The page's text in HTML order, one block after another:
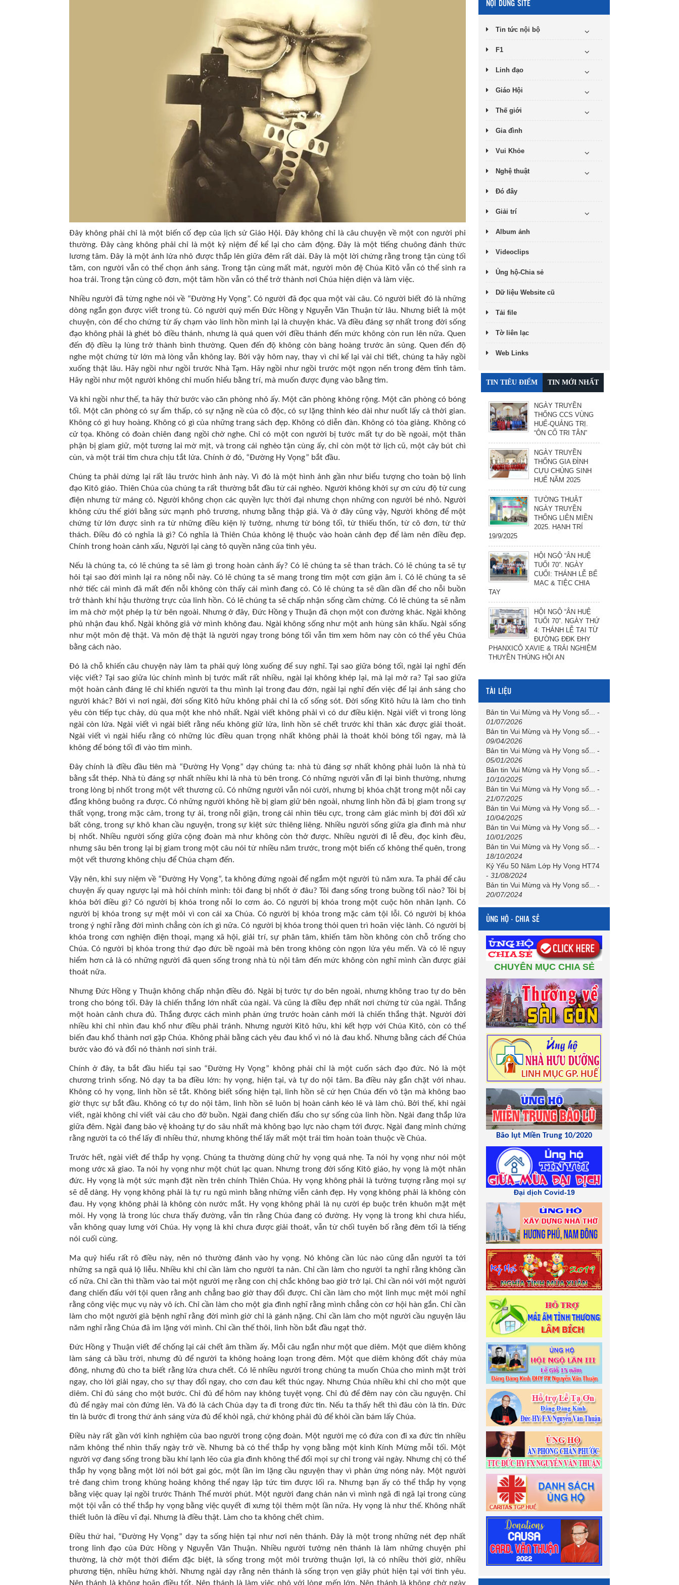
Đây không phải chỉ là một biến cố đẹp của lịch sử Giáo Hội. Đây không chỉ là câu chuyện về một con người phi
thường. Đây càng không phải chỉ là một kỷ niệm để kể lại cho cảm động. Đây là một tiếng chuông đánh thức
lương tâm. Đây là một ánh lửa nhỏ được thắp lên giữa đêm rất dài. Đây là một lời chứng rằng trong tận cùng tối
tăm, con người vẫn có thể chọn ánh sáng. Trong tận cùng mất mát, người môn đệ Chúa Kitô vẫn có thể sinh ra
hoa trái. Trong tận cùng cô đơn, một tâm hồn vẫn có thể trở thành nơi Chúa hiện diện và làm việc.
Nhiều người đã từng nghe nói về “Đường Hy Vọng”. Có người đã đọc qua một vài câu. Có người biết đó là những
dòng ngắn gọn được viết trong tù. Có người quý mến Đức Hồng y Nguyễn Văn Thuận từ lâu. Nhưng biết là một
chuyện, còn để cho chứng từ ấy chạm vào linh hồn mình lại là chuyện khác. Và điều đáng sợ nhất trong đời sống
đạo không phải là ghét bỏ điều thánh, nhưng là quá quen với điều thánh đến mức không còn run lên nữa. Quen
đến độ điều lạ lùng trở thành bình thường. Quen đến độ không còn bàng hoàng trước ân sủng. Quen đến độ
nghe một chứng từ lớn mà lòng vẫn không lay. Bởi vậy hôm nay, thay vì chỉ kể lại vài chi tiết, chúng ta hãy ngồi
xuống thật lâu. Hãy ngồi như ngồi trước Nhà Tạm. Hãy ngồi như ngồi trước một ngọn nến trong đêm tĩnh tâm.
Hãy ngồi như một người không chỉ muốn hiểu bằng trí, mà muốn được đụng vào bằng tim.
Và khi ngồi như thế, ta hãy thử bước vào căn phòng nhỏ ấy. Một căn phòng không rộng. Một căn phòng có bóng
tối. Một căn phòng có sự ẩm thấp, có sự nặng nề của cô độc, có sự lặng thinh kéo dài như nuốt lấy cả thời gian.
Không có gì huy hoàng. Không có gì của những trang sách đẹp. Không có diễn đàn. Không có tòa giảng. Không có
cử tọa. Không có đoàn chiên đang ngồi chờ nghe. Chỉ có một con người bị tước mất tự do bề ngoài, một thân
phận bị giam giữ, một tương lai mờ mịt, và trong cái nghèo tận cùng ấy, chỉ còn một tờ lịch cũ, một cây bút chì
cùn, và một trái tim chưa chịu tắt lửa. Chính ở đó, “Đường Hy Vọng” bắt đầu.
Chúng ta phải dừng lại rất lâu trước hình ảnh này. Vì đó là một hình ảnh gần như biểu tượng cho toàn bộ linh
đạo Kitô giáo. Thiên Chúa của chúng ta rất thường bắt đầu từ cái nghèo. Người không khởi sự ơn cứu độ từ cung
điện nhưng từ máng cỏ. Người không chọn các quyền lực thời đại nhưng chọn những con người bé nhỏ. Người
không cứu thế giới bằng sức mạnh phô trương, nhưng bằng thập giá. Và ở đây cũng vậy, Người không để một
chứng từ lớn được sinh ra từ những điều kiện lý tưởng, nhưng từ bóng tối, từ thiếu thốn, từ cô đơn, từ thử
thách. Điều đó có nghĩa là gì? Có nghĩa là Thiên Chúa không lệ thuộc vào hoàn cảnh đẹp để làm nên điều đẹp.
Chính trong hoàn cảnh xấu, Người lại càng tỏ quyền năng của tình yêu.
Nếu là chúng ta, có lẽ chúng ta sẽ làm gì trong hoàn cảnh ấy? Có lẽ chúng ta sẽ than trách. Có lẽ chúng ta sẽ tự
hỏi tại sao đời mình lại ra nông nỗi này. Có lẽ chúng ta sẽ mang trong tim một cơn giận âm ỉ. Có lẽ chúng ta sẽ
nhớ tiếc cái mình đã mất đến nỗi không còn thấy cái mình đang có. Có lẽ chúng ta sẽ dần dần để cho nỗi buồn
trở thành khí hậu thường trực của linh hồn. Có lẽ chúng ta sẽ chấp nhận sống cầm chừng. Có lẽ chúng ta sẽ nằm
im mà chờ một phép lạ từ bên ngoài. Nhưng ở đây, Đức Hồng y Thuận đã chọn một con đường khác. Ngài không
phủ nhận đau khổ. Ngài không giả vờ mình không đau. Ngài không sống như một anh hùng sân khấu. Ngài sống
như một môn đệ thật. Và môn đệ thật là người ngay trong bóng tối vẫn tìm xem hôm nay còn có thể yêu Chúa
bằng cách nào.
Đó là chỗ khiến câu chuyện này làm ta phải quỳ lòng xuống để suy nghĩ. Tại sao giữa bóng tối, ngài lại nghĩ đến
việc viết? Tại sao giữa lúc chính mình bị tước mất rất nhiều, ngài lại không khép lại, mà lại mở ra? Tại sao giữa
một hoàn cảnh đáng lẽ chỉ khiến người ta thu mình lại trong đau đớn, ngài lại nghĩ đến việc để lại ánh sáng cho
người khác? Bởi vì nơi ngài, đời sống Kitô hữu không phải chỉ là cố sống sót. Đời sống Kitô hữu là làm cho tình
yêu còn tiếp tục chảy, dù qua một khe nhỏ nhất. Ngài viết không phải vì có dư điều kiện. Ngài viết vì trong lòng
ngài còn lửa. Ngài viết vì ngài biết rằng nếu không giữ lửa, linh hồn sẽ chết trước khi thân xác được giải thoát.
Ngài viết vì ngài hiểu rằng có những lúc điều quan trọng nhất không phải là thoát khỏi bóng tối ngay, mà là
không để bóng tối đi vào tim mình.
Đây chính là điều đầu tiên mà “Đường Hy Vọng” dạy chúng ta: nhà tù đáng sợ nhất không phải luôn là nhà tù
bằng sắt thép. Nhà tù đáng sợ nhất nhiều khi là nhà tù bên trong. Có những người vẫn đi lại bình thường, nhưng
trong lòng bị nhốt trong một vết thương cũ. Có những người vẫn nói cười, nhưng bị khóa chặt trong một nỗi cay
đắng không buông ra được. Có những người không hề bị giam giữ bên ngoài, nhưng linh hồn đã bị giam trong sự
thất vọng, trong mặc cảm, trong tự ái, trong nỗi giận, trong cái nhìn tiêu cực, trong cảm giác mình bị đời đối xử
bất công, trong sự khô khan cầu nguyện, trong sự kiệt sức thiêng liêng. Nhiều người sống giữa gia đình mà như
bị nhốt. Nhiều người sống giữa cộng đoàn mà như không còn thở được. Nhiều người đi lễ đều, đọc kinh đều,
nhưng sâu bên trong lại bị giam trong một câu nói từ nhiều năm trước, trong một biến cố không thể quên, trong
một vết thương không chịu để Chúa chạm đến.
Vậy nên, khi suy niệm về “Đường Hy Vọng”, ta không đứng ngoài để ngắm một người tù năm xưa. Ta phải để câu
chuyện ấy quay ngược lại mà hỏi chính mình: tôi đang bị nhốt ở đâu? Tôi đang sống trong buồng tối nào? Tôi bị
khóa bởi điều gì? Có người bị khóa trong nỗi lo cơm áo. Có người bị khóa trong một cuộc hôn nhân lạnh. Có
người bị khóa trong sự mệt mỏi vì con cái xa Chúa. Có người bị khóa trong mặc cảm tội lỗi. Có người bị khóa
trong ý nghĩ rằng đời mình chẳng còn ích gì nữa. Có người bị khóa trong thói quen trì hoãn việc lành. Có người bị
khóa trong cơn nghiện điện thoại, mạng xã hội, giải trí, sự phân tâm, khiến tâm hồn không còn chỗ trống cho
Chúa. Có người bị khóa trong thứ đạo đức bề ngoài mà bên trong không còn ngọn lửa yêu mến. Và có lẽ nguy
hiểm hơn cả là có những người đã quen sống trong nhà tù nội tâm đến mức không còn nghĩ mình cần được giải
thoát nữa.
Nhưng Đức Hồng y Thuận không chấp nhận điều đó. Ngài bị tước tự do bên ngoài, nhưng không trao tự do bên
trong cho bóng tối. Đây là chiến thắng lớn nhất của ngài. Và cũng là điều đẹp nhất nơi chứng từ của ngài. Thắng
một hoàn cảnh chưa đủ. Thắng được cách mình phản ứng trước hoàn cảnh mới là chiến thắng thật. Người đời
nhiều khi chỉ nhìn đau khổ như điều phải tránh. Nhưng người Kitô hữu, khi kết hợp với Chúa Kitô, còn có thể
biến đau khổ thành nơi gặp Chúa. Không phải bằng cách yêu đau khổ vì nó là đau khổ. Nhưng bằng cách để Chúa
bước vào đó và đổi nó thành nơi sinh trái.
Chính ở đây, ta bắt đầu hiểu tại sao “Đường Hy Vọng” không phải chỉ là một cuốn sách đạo đức. Nó là một
chương trình sống. Nó dạy ta ba điều lớn: hy vọng, hiện tại, và tự do nội tâm. Ba điều này gắn chặt với nhau.
Không có hy vọng, linh hồn sẽ tắt. Không biết sống hiện tại, linh hồn sẽ cứ hẹn Chúa đến vô tận mà không bao
giờ thực sự bắt đầu. Không có tự do nội tâm, linh hồn sẽ luôn bị hoàn cảnh kéo lê và làm chủ. Bởi thế, khi ngài
viết, ngài không chỉ viết vài câu cho đỡ buồn. Ngài đang chiến đấu cho sự sống của linh hồn. Ngài đang thắp lửa
giữa đêm. Ngài đang bảo vệ khoảng tự do sâu nhất mà không bạo lực nào chạm tới được. Ngài đang minh chứng
rằng người ta có thể lấy đi nhiều thứ, nhưng không thể lấy mất một trái tim hoàn toàn thuộc về Chúa.
Trước hết, ngài viết để thắp hy vọng. Chúng ta thường dùng chữ hy vọng quá nhẹ. Ta nói hy vọng như nói một
mong ước xã giao. Ta nói hy vọng như một chút lạc quan. Nhưng trong đời sống Kitô giáo, hy vọng là một nhân
đức. Hy vọng là một sức mạnh đặt nền trên chính Thiên Chúa. Hy vọng không phải là tưởng tượng rằng mọi sự
sẽ dễ dàng. Hy vọng không phải là tự ru ngủ mình bằng những viễn cảnh đẹp. Hy vọng không phải là không còn
đau. Hy vọng không phải là không còn nước mắt. Hy vọng không phải là nụ cười ép buộc trên khuôn mặt mệt
mỏi. Hy vọng là trong lúc chưa thấy đường, vẫn tin rằng Chúa đang có đường. Hy vọng là trong khi chưa hiểu,
vẫn không quay lưng với Chúa. Hy vọng là khi chưa được giải thoát, vẫn từ chối tuyên bố rằng đêm tối là tiếng
nói cuối cùng.
Ma quỷ hiểu rất rõ điều này, nên nó thường đánh vào hy vọng. Nó không cần lúc nào cũng dẫn người ta tới
những sa ngã quá lộ liễu. Nhiều khi chỉ cần làm cho người ta nản. Chỉ cần làm cho người ta nghĩ rằng không cần
cố nữa. Chỉ cần thì thầm vào tai một người mẹ rằng con chị chắc không bao giờ trở lại. Chỉ cần nói với một người
đang chiến đấu với tội quen rằng anh chẳng bao giờ thay đổi được. Chỉ cần làm cho một linh mục mệt mỏi nghĩ
rằng công việc mục vụ này vô ích. Chỉ cần làm cho một gia đình nghĩ rằng mình chẳng còn cơ hội hàn gắn. Chỉ cần
làm cho một người già bệnh nghĩ rằng đời mình giờ chỉ là gánh nặng. Chỉ cần làm cho một người cầu nguyện lâu
năm nghĩ rằng Chúa đã im lặng với mình. Chỉ cần thế thôi, linh hồn bắt đầu ngạt thở.
Đức Hồng y Thuận viết để chống lại cái chết âm thầm ấy. Mỗi câu ngắn như một que diêm. Một que diêm không
làm sáng cả bầu trời, nhưng đủ để người ta không hoảng loạn trong đêm. Một que diêm không đốt cháy mùa
đông, nhưng đủ cho ta biết rằng lửa chưa chết. Có lẽ nhiều người trong chúng ta muốn Chúa cho mình mặt trời
ngay, cho lời giải ngay, cho sự thay đổi ngay, cho cơn đau kết thúc ngay. Nhưng Chúa nhiều khi chỉ cho một que
diêm. Chỉ đủ sáng cho một bước. Chỉ đủ để hôm nay không tuyệt vọng. Chỉ đủ để đêm nay còn cầu nguyện. Chỉ
đủ để ngày mai còn đứng lên. Và đó là cách Chúa dạy ta đi trong đức tin. Nếu ta thấy hết thì đâu còn là tin. Đức
tin là bước đi trong thứ ánh sáng vừa đủ để khỏi ngã, chứ không phải đủ để khỏi cần bám lấy Chúa.
Điều này rất gần với kinh nghiệm của bao người trong cộng đoàn. Một người mẹ có đứa con đi xa đức tin nhiều
năm không thể nhìn thấy ngày trở về. Nhưng bà có thể thắp hy vọng bằng một kinh Kính Mừng mỗi tối. Một
người vợ đang sống trong bầu khí lạnh lẽo của gia đình không thể đổi mọi sự chỉ trong vài ngày. Nhưng chị có thể
thắp hy vọng bằng một lời nói bớt gai góc, một lần im lặng cầu nguyện thay vì phản ứng nóng nảy. Một người
trẻ đang chìm trong khủng hoảng không thể ngay lập tức tìm được lối ra. Nhưng bạn ấy có thể thắp hy vọng
bằng việc quay lại ngồi trước Thánh Thể mười phút. Một người đang chán nản vì mình ngã đi ngã lại trong cùng
một tội vẫn có thể thắp hy vọng bằng việc quyết đi xưng tội thêm một lần nữa. Hy vọng là như thế. Không nhất
thiết luôn là điều vĩ đại. Nhưng là điều thật. Làm cho ta không chết chìm.
Điều thứ hai, “Đường Hy Vọng” dạy ta sống hiện tại như nơi nên thánh. Đây là một trong những nét đẹp nhất
trong linh đạo của Đức Hồng y Nguyễn Văn Thuận. Nhiều người tưởng nên thánh là làm những chuyện phi
thường, là chờ một thời điểm đặc biệt, là sống trong một môi trường thuận lợi, là có nhiều thời giờ, nhiều
phương tiện, nhiều hứng khởi. Nhưng ngài dạy rằng nên thánh là sống trọn vẹn giây phút hiện tại với tình yêu.
Nên thánh là không hoãn điều tốt. Nên thánh là làm việc nhỏ với lòng mến lớn. Nên thánh là không chờ ngày
NỘI DUNG SITE
Tin tức nội bộ
F1
Linh đạo
Giáo Hội
Thế giới
Gia đình
Vui Khỏe
Nghệ thuật
Đó đây
Giải trí
Album ảnh
Videoclips
Ủng hộ-Chia sẻ
Dữ liệu Website cũ
Tải file
Tờ liên lạc
Web Links
TIN TIÊU ĐIỂM TIN MỚI NHẤT
NGÀY TRUYỀN
THỐNG CCS VÙNG
HUẾ-QUẢNG TRỊ.
“ÔN CỐ TRI TÂN”
NGÀY TRUYỀN
THỐNG GIA ĐÌNH
CỰU CHỦNG SINH
HUẾ NĂM 2025
TƯỜNG THUẬT
NGÀY TRUYỀN
THỐNG LIÊN MIỀN
2025. HẠNH TRÍ
19/9/2025
HỘI NGỘ “ÂN HUỆ
TUỔI 70”. NGÀY
CUỐI: THÁNH LỄ BẾ
MẠC & TIỆC CHIA
TAY
HỘI NGỘ “ÂN HUỆ
TUỔI 70”. NGÀY THỨ
4: THÁNH LỄ TẠI TỪ
ĐƯỜNG ĐĐK ĐHY
PHANXICÔ XAVIE & TRẢI NGHIỆM
THUYỀN THÚNG HỘI AN
TÀI LIỆU
Bản tin Vui Mừng và Hy Vọng số...
-
01/07/2026
Bản tin Vui Mừng và Hy Vọng số...
-
09/04/2026
Bản tin Vui Mừng và Hy Vọng số...
-
05/01/2026
Bản tin Vui Mừng và Hy Vọng số...
-
10/10/2025
Bản tin Vui Mừng và Hy Vọng số...
-
21/07/2025
Bản tin Vui Mừng và Hy Vọng số...
-
10/04/2025
Bản tin Vui Mừng và Hy Vọng số...
-
10/01/2025
Bản tin Vui Mừng và Hy Vọng số...
-
18/10/2024
Kỷ Yếu 50 Năm Lớp Hy Vọng HT74
- 31/08/2024
Bản tin Vui Mừng và Hy Vọng số...
-
20/07/2024
ỦNG HỘ - CHIA SẺ
CHUYÊN MỤC CHIA SẺ
Bão lụt Miền Trung 10/2020
Đại dịch Covid-19